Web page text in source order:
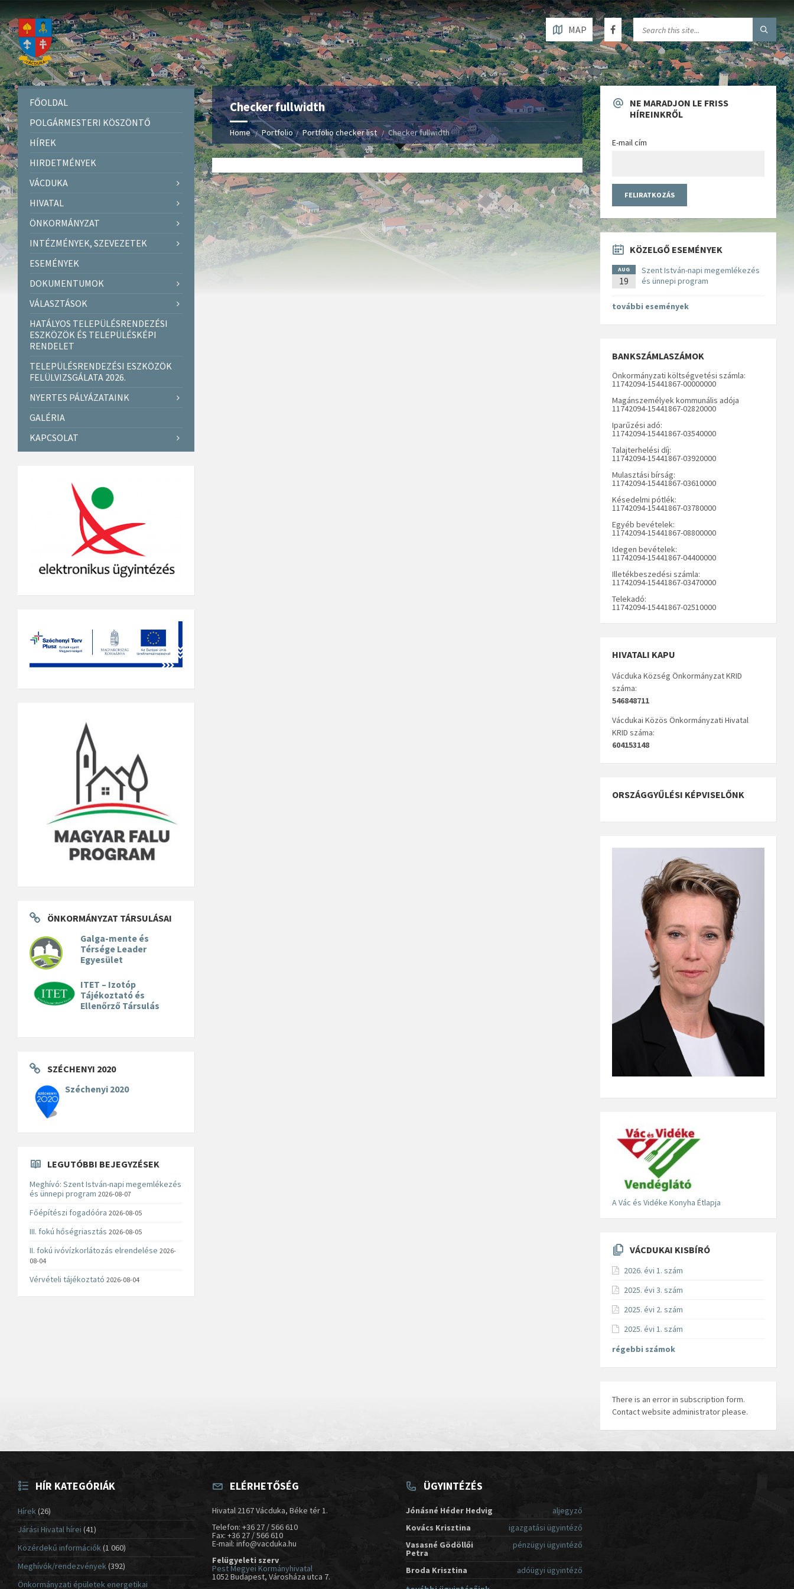
MAP
Checker fullwidth
Home Portfolio Portfolio checker list Checker fullwidth
FŐOLDAL
POLGÁRMESTERI KÖSZÖNTŐ
HÍREK
HIRDETMÉNYEK
VÁCDUKA
HIVATAL
ÖNKORMÁNYZAT
INTÉZMÉNYEK, SZEVEZETEK
ESEMÉNYEK
DOKUMENTUMOK
VÁLASZTÁSOK
HATÁLYOS TELEPÜLÉSRENDEZÉSI
ESZKÖZÖK ÉS TELEPÜLÉSKÉPI
RENDELET
TELEPÜLÉSRENDEZÉSI ESZKÖZÖK
FELÜLVIZSGÁLATA 2026.
NYERTES PÁLYÁZATAINK
GALÉRIA
KAPCSOLAT
ÖNKORMÁNYZAT TÁRSULÁSAI
Galga-mente és
Térsége Leader
Egyesület
ITET – Izotóp
Tájékoztató és
Ellenőrző Társulás
SZÉCHENYI 2020
Széchenyi 2020
LEGUTÓBBI BEJEGYZÉSEK
Meghívó: Szent István-napi megemlékezés
és ünnepi program 2026-08-07
Főépítészi fogadóóra 2026-08-05
III. fokú hőségriasztás 2026-08-05
II. fokú ivóvízkorlátozás elrendelése 2026-
08-04
Vérvételi tájékoztató 2026-08-04
NE MARADJON LE FRISS
HÍREINKRŐL
E-mail cím
KÖZELGŐ ESEMÉNYEK
AUG
19
Szent István-napi megemlékezés
és ünnepi program
további események
BANKSZÁMLASZÁMOK
Önkormányzati költségvetési számla:
11742094-15441867-00000000
Magánszemélyek kommunális adója
11742094-15441867-02820000
Iparűzési adó:
11742094-15441867-03540000
Talajterhelési díj:
11742094-15441867-03920000
Mulasztási bírság:
11742094-15441867-03610000
Késedelmi pótlék:
11742094-15441867-03780000
Egyéb bevételek:
11742094-15441867-08800000
Idegen bevételek:
11742094-15441867-04400000
Illetékbeszedési számla:
11742094-15441867-03470000
Telekadó:
11742094-15441867-02510000
HIVATALI KAPU
Vácduka Község Önkormányzat KRID
száma:
546848711
Vácdukai Közös Önkormányzati Hivatal
KRID száma:
604153148
ORSZÁGGYŰLÉSI KÉPVISELŐNK
A Vác és Vidéke Konyha Étlapja
VÁCDUKAI KISBÍRÓ
2026. évi 1. szám
2025. évi 3. szám
2025. évi 2. szám
2025. évi 1. szám
régebbi számok
There is an error in subscription form.
Contact website administrator please.
HÍR KATEGÓRIÁK
Hírek (26)
Járási Hivatal hírei (41)
Közérdekű információk(1 060)
Meghívók/rendezvények(392)
Önkormányzati épületek energetikai
ELÉRHETŐSÉG
Hivatal 2167 Vácduka, Béke tér 1.
Telefon: +36 27 / 566 610
Fax: +36 27 / 566 610
E-mail: info@vacduka.hu
Felügyeleti szerv
Pest Megyei Kormányhivatal
1052 Budapest, Városháza utca 7.
ÜGYINTÉZÉS
Jónásné Héder Hedvig
aljegyző
Kovács Krisztina
igazgatási ügyintéző
Vasasné Gödöllői
Petra
pénzügyi ügyintéző
Broda Krisztina
adóügyi ügyintéző